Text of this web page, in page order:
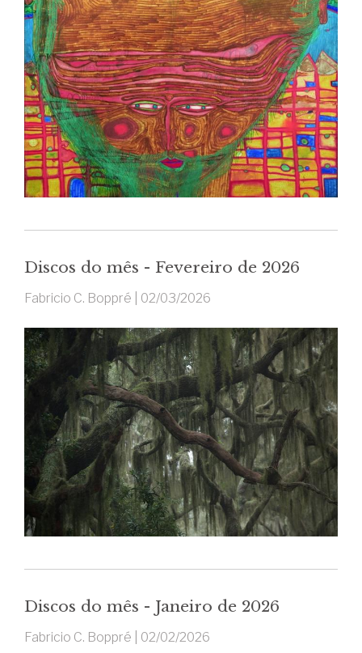
Discos do mês - Fevereiro de 2026
Fabricio C. Boppré | 02/03/2026
Discos do mês - Janeiro de 2026
Fabricio C. Boppré | 02/02/2026